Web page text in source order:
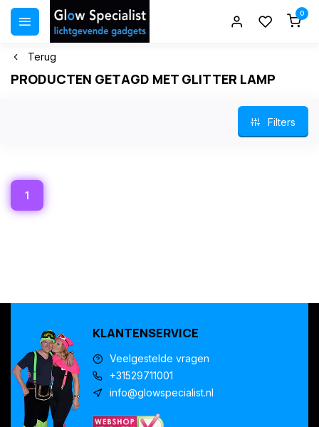
0
Terug
PRODUCTEN GETAGD MET GLITTER LAMP
Filters
1
KLANTENSERVICE
Veelgestelde vragen
+31529711001
info@glowspecialist.nl